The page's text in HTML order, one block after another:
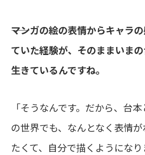
――マンガの絵の表情からキャラ
ていた経験が、そのままいま
生きているんですね。
「そうなんです。だから、台
の世界でも、なんとなく表情
たくて、自分で描くようになり